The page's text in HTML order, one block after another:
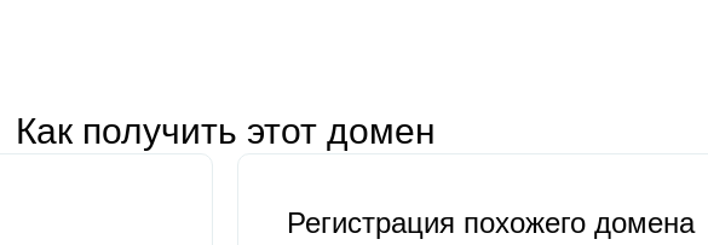
Как получить этот домен
Регистрация похожего домена